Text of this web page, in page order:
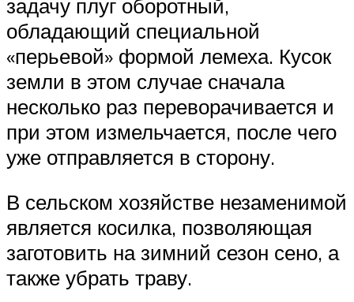
задачу плуг оборотный,
обладающий специальной
«перьевой» формой лемеха. Кусок
земли в этом случае сначала
несколько раз переворачивается и
при этом измельчается, после чего
уже отправляется в сторону.
В сельском хозяйстве незаменимой
является косилка, позволяющая
заготовить на зимний сезон сено, а
также убрать траву.